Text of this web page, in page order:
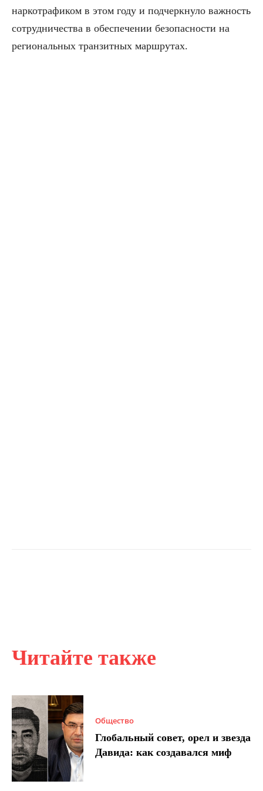
Читайте также
Общество
Глобальный совет, орел и звезда
Давида: как создавался миф
наркотрафиком в этом году и подчеркнуло важность
сотрудничества в обеспечении безопасности на
региональных транзитных маршрутах.